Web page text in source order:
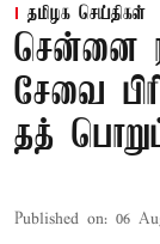
தமிழக செய்திகள்
சென்னை
சேவை
தத்
Published on: 06